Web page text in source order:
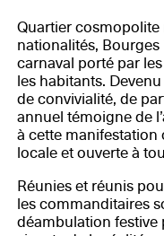
Quartier cosmopolite
nationalités,
carnaval porté par
les habitants.
de convivialité, de
annuel témoigne de
à cette manifestation
locale et ouverte à
Réunies et réunis
les commanditaires
déambulation festive